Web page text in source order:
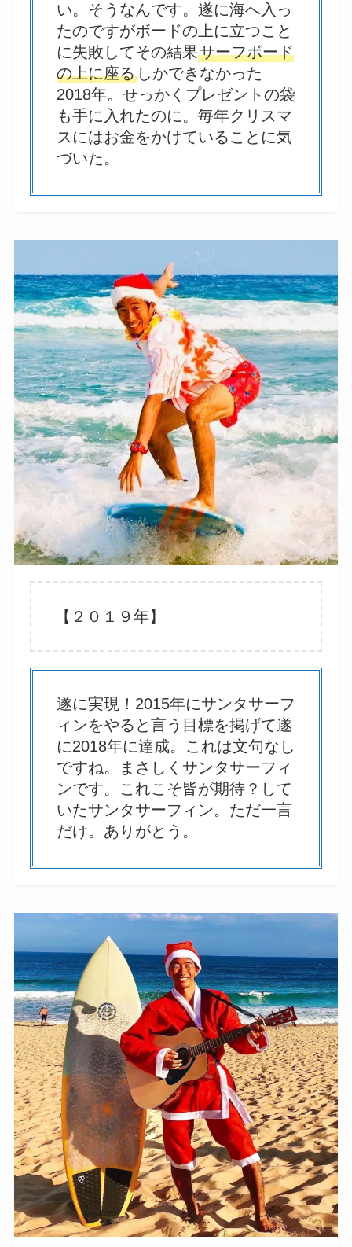
い。そうなんです。遂に海へ入っ
たのですがボードの上に立つこと
に失敗してその結果サーフボード
の上に座るしかできなかった
2018年。せっかくプレゼントの袋
も手に入れたのに。毎年クリスマ
スにはお金をかけていることに気
づいた。
【２０１９年】
遂に実現！2015年にサンタサーフ
ィンをやると言う目標を掲げて遂
に2018年に達成。これは文句なし
ですね。まさしくサンタサーフィ
ンです。これこそ皆が期待？して
いたサンタサーフィン。ただ一言
だけ。ありがとう。